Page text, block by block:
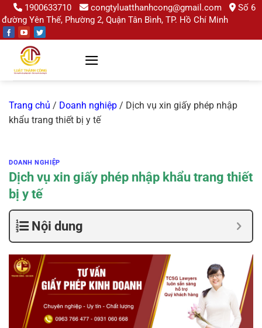
Chuyển
đến
nội
1900633710 congtyluatthanhcong@gmail.com
Số 6
đường Yên Thế, Phường 2, Quận Tân Bình, TP. Hồ Chí Minh
Trang chủ / Doanh nghiệp / Dịch vụ xin giấy phép nhập
khẩu trang thiết bị y tế
DOANH NGHIỆP
Dịch vụ xin giấy phép nhập khẩu trang thiết
bị y tế
Nội dung